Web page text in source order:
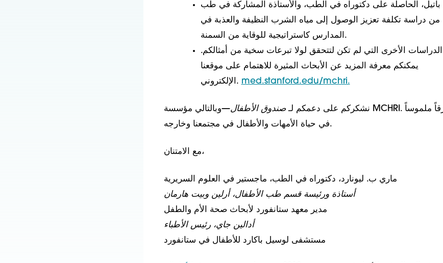
باتيل، الحاصلة على دكتوراه في الطب، والأستاذة المشاركة في طب
من دراسة تكلفة تعزيز الوصول إلى مياه الشرب النظيفة والعذبة في
المدارس كاستراتيجية للوقاية من السمنة.
الأخرى التي لم تكن لتتحقق لولا تبرعات سخية من أمثالكم.
يمكنكم معرفة المزيد عن الأبحاث المثيرة للاهتمام على موقعنا
الإلكتروني. med.stanford.edu/mchri.
نشكركم على دعمكم لـصندوق الأطفال—وبالتالي مؤسسة MCHRI. أنتم تحدثون فرقاً ملموساً
في حياة الأمهات والأطفال في مجتمعنا وخارجه.
مع الامتنان،
ماري ب. ليونارد، دكتوراه في الطب، ماجستير في العلوم السريرية
أستاذة ورئيسة قسم طب الأطفال، أرلين وبيت هارمان
مدير معهد ستانفورد لأبحاث صحة الأم والطفل
أدالين جاي، رئيس الأطباء
مستشفى لوسيل باكارد للأطفال في ستانفورد